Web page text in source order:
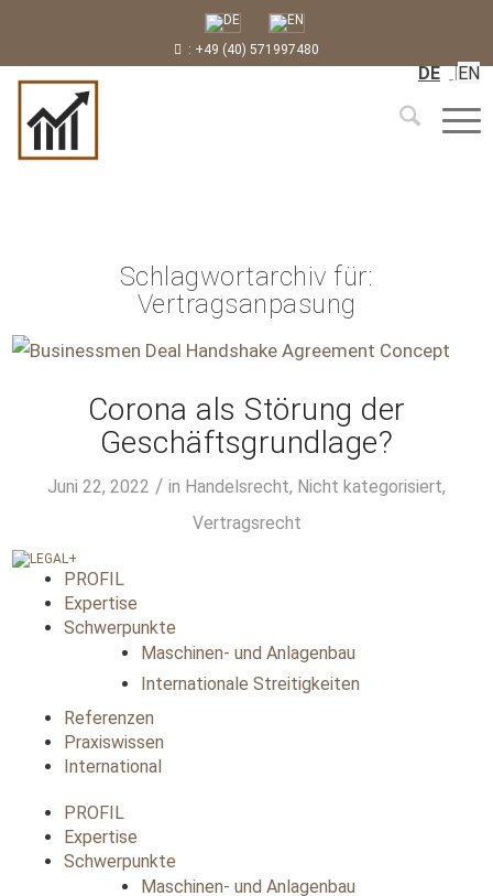
: +49 (40) 571997480
Schlagwortarchiv für:
Vertragsanpasung
Corona als Störung der
Geschäftsgrundlage?
Juni 22, 2022 / in Handelsrecht, Nicht kategorisiert,
Vertragsrecht
PROFIL
Expertise
Schwerpunkte
Maschinen- und Anlagenbau
Internationale Streitigkeiten
Referenzen
Praxiswissen
International
PROFIL
Expertise
Schwerpunkte
Maschinen- und Anlagenbau
DE EN